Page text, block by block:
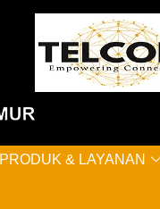
PRODUK & LAYANAN